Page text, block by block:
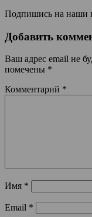
Подпишись на наши
Добавить
Ваш адрес email не
помечены *
Комментарий *
Имя *
Email *